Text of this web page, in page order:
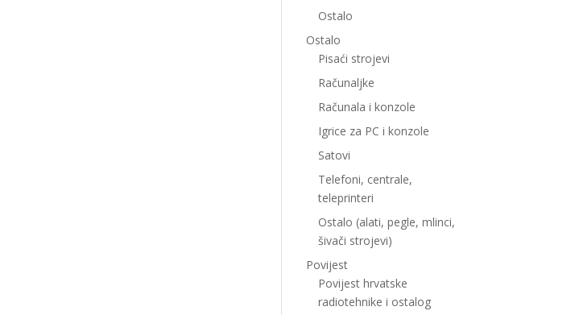
Ostalo
Ostalo
Pisaći strojevi
Računaljke
Računala i konzole
Igrice za PC i konzole
Satovi
Telefoni, centrale,
teleprinteri
Ostalo (alati, pegle, mlinci,
šivači strojevi)
Povijest
Povijest hrvatske
radiotehnike i ostalog